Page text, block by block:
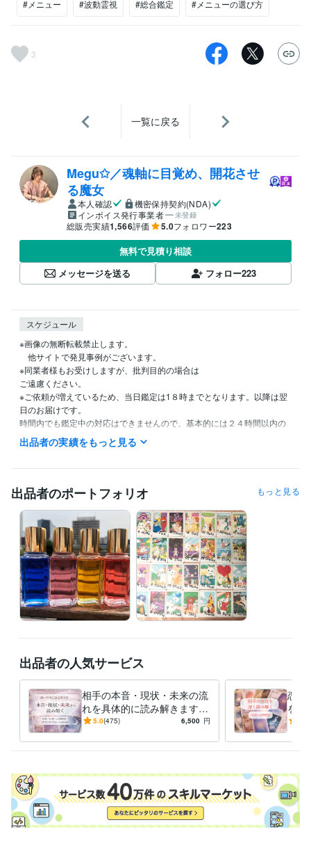
#メニュー #波動霊視 #総合鑑定 #メニューの選び方
3
一覧に戻る
Megu✩／魂軸に目覚め、開花させ
る魔女
本人確認
機密保持契約(NDA)
インボイス発行事業者
未登録
総販売実績1,566評価 5.0フォロワー223
無料で見積り相談
メッセージを送る
フォロー223
スケジュール
※画像の無断転載禁止します。
他サイトで発見事例がございます。
※同業者様もお受けしますが、批判目的の場合は
ご遠慮ください。
※ご依頼が増えているため、当日鑑定は1８時までとなります。以降は翌
日のお届けです。
時間内でも鑑定中の対応はできませんので、基本的には２４時間以内の
鑑定、と捉えてくださいませ。
オーダーメニューをご希望の方はメッセージくださいませ＾＾
※ご依頼が集中した場合即日お届けができないことがありますが、基本的
に24時間以内の結果お伝えとなります。
★結果に関しての質問について★
・当日に限りメニューによって1つ、あるいは2つ受け付けております。
よくお読みになってご購入ください。
お仕事などご都合ありましたらご連絡くださいませ。
※質問含めての承諾ですので、承諾後のご質問は受け付けません。
※2１時以降はいかなるお答えも出来かねます。
・不明点、質問も基本的に当日中とさせていただきます。承諾後もお答
えできません
トークルーム管理の為、正式な納品後、やりとりが終了しましたらすぐ
ライフスタイル・その他 / 占い師 経験年数 : 20年
ライフスタイル・その他 / カウンセラー・コーチ 経験年数 : 16年
ライフスタイル・その他 / 保育士・ベビーシッター 経験年数 : 22年
資格・検定
出品者の実績をもっと見る
出品者のポートフォリオ もっと見る
出品者の人気サービス
相手の本音・現状・未来の流
れを具体的に読み解きます
恋愛・仕事・人間関係の背景
えます
5.0(475) 6,500 円
恋愛
を深
0年